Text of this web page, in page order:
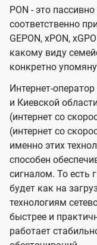
PON - это
соответственно
GEPON, xPON,
какому виду
конкретно
Интернет-
и Киевской
(интернет со
(интернет со
именно этих
способен
сигналом. То есть
будет как на
технологиям
быстрее и
работает